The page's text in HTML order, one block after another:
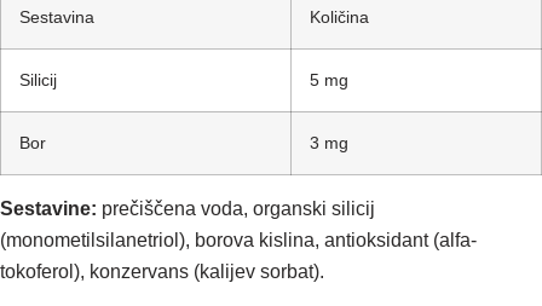
Sestavina Količina
Silicij 5 mg
Bor 3 mg
Sestavine: prečiščena voda, organski silicij
(monometilsilanetriol), borova kislina, antioksidant (alfa-
tokoferol), konzervans (kalijev sorbat).